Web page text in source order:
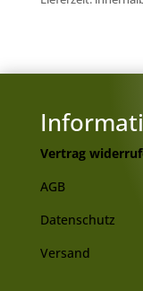
Vertrag
AGB
Datenschutz
Versand